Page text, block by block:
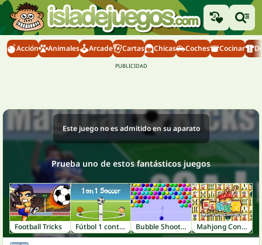
Acción Animales Arcade Cartas Chicas Coches Cocinar
Este juego no es admitido en su aparato
Prueba uno de estos fantásticos juegos
Football Tricks Fútbol 1 contra 1 Bubble Shooter Mahjong Connect